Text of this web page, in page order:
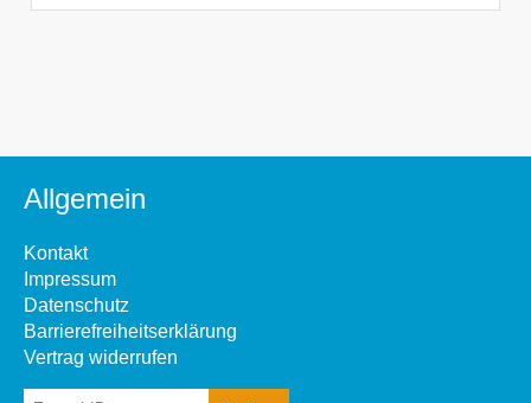
Allgemein
Kontakt
Impressum
Datenschutz
Barrierefreiheitserklärung
Vertrag widerrufen